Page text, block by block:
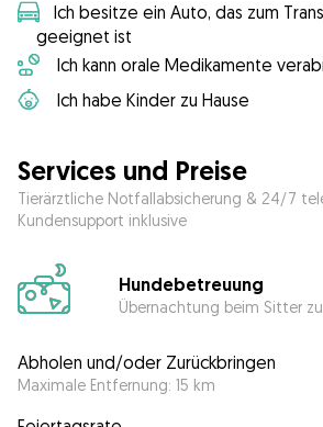
Ich besitze ein Auto, das zum
geeignet ist
Ich kann orale Medikamente
Ich habe Kinder zu Hause
Services und Preise
Tierärztliche Notfallabsicherung & 24/7
Kundensupport inklusive
Hundebetreuung
Übernachtung beim Sitter
Abholen und/oder Zurückbringen
Maximale Entfernung: 15 km